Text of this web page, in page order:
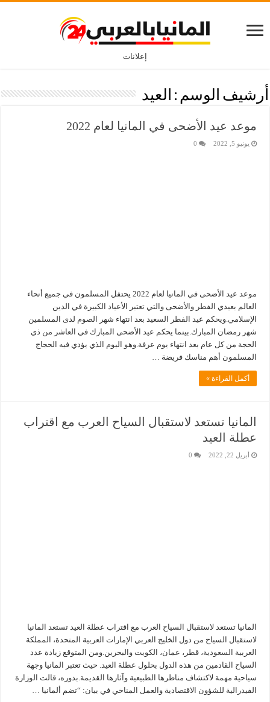
إعلانات
أرشيف الوسم : العيد
موعد عيد الأضحى في المانيا لعام 2022
يونيو 5, 2022 0
موعد عيد الأضحى في المانيا لعام 2022 يحتفل المسلمون في جميع أنحاء
العالم بعيدي الفطر والأضحى والتي تعتبر الأعياد الكبيرة في الدين
الإسلامي.ويحكم عيد الفطر السعيد بعد انتهاء شهر الصوم لدى المسلمين
شهر رمضان المبارك.بينما يحكم عيد الأضحى المبارك في العاشر من ذي
الحجة من كل عام بعد انتهاء يوم عرفة.وهو اليوم الذي يؤدي فيه الحجاج
المسلمون أهم مناسك فريضة …
أكمل القراءة »
المانيا تستعد لاستقبال السياح العرب مع اقتراب
عطلة العيد
أبريل 22, 2022 0
المانيا تستعد لاستقبال السياح العرب مع اقتراب عطلة العيد تستعد المانيا
لاستقبال السياح من دول الخليج العربي الإمارات العربية المتحدة، المملكة
العربية السعودية، قطر، عمان، الكويت والبحرين.ومن المتوقع زيادة عدد
السياح القادمين من هذه الدول بحلول عطلة العيد. حيث تعتبر المانيا وجهة
سياحية مهمة لاكتشاف مناظرها الطبيعية وآثارها القديمة.بدوره، قالت الوزارة
الفيدرالية للشؤون الاقتصادية والعمل المناخي في بيان: “تضم ألمانيا …